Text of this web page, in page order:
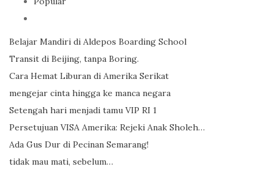
Belajar Mandiri di Aldepos Boarding School
Transit di Beijing, tanpa Boring.
Cara Hemat Liburan di Amerika Serikat
mengejar cinta hingga ke manca negara
Setengah hari menjadi tamu VIP RI 1
Persetujuan VISA Amerika: Rejeki Anak Sholeh…
Ada Gus Dur di Pecinan Semarang!
tidak mau mati, sebelum…